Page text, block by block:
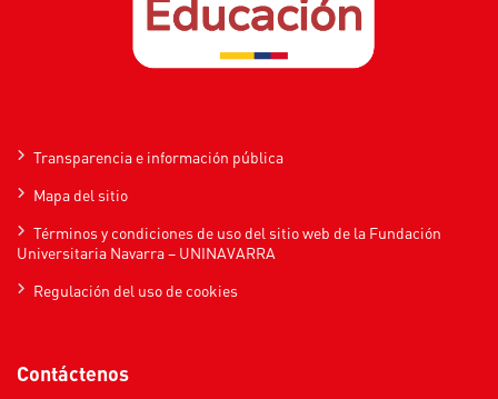
Transparencia e información pública
Mapa del sitio
Términos y condiciones de uso del sitio web de la Fundación
Universitaria Navarra – UNINAVARRA
Regulación del uso de cookies
Contáctenos